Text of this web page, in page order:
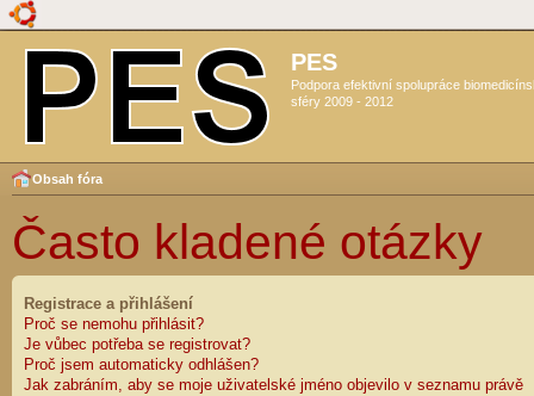
PES
Podpora efektivní spolupráce
sféry 2009 - 2012
Obsah fóra
Často kladené otázky
Registrace a přihlášení
Proč se nemohu přihlásit?
Je vůbec potřeba se registrovat?
Proč jsem automaticky odhlášen?
Jak zabráním, aby se moje uživatelské jméno objevilo v seznamu právě